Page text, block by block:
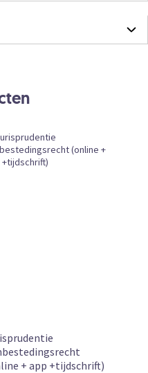
+ app +tijdschrift)